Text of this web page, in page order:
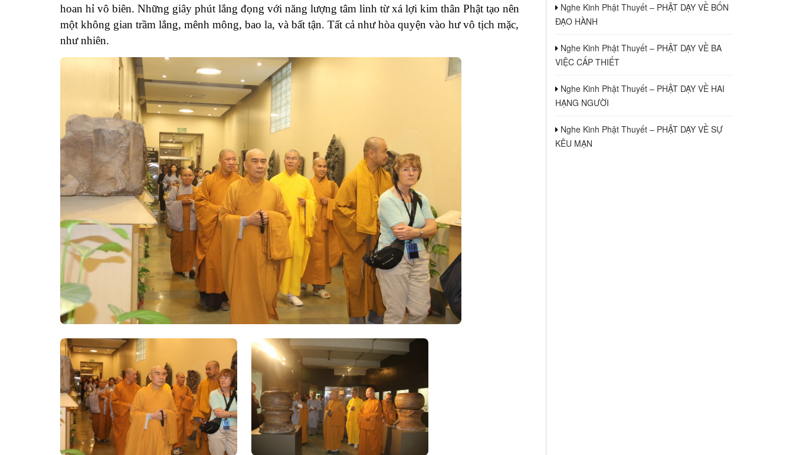
hoan hỉ vô biên. Những giây phút lắng đọng với năng lượng tâm linh từ xá lợi kim thân Phật tạo nên
một không gian trầm lắng, mênh mông, bao la, và bất tận. Tất cả như hòa quyện vào hư vô tịch mặc,
như nhiên.
Nghe Kinh Phật Thuyết – PHẬT DẠY VỀ BỐN
ĐẠO HÀNH
Nghe Kinh Phật Thuyết – PHẬT DẠY VỀ BA
VIỆC CẤP THIẾT
Nghe Kinh Phật Thuyết – PHẬT DẠY VỀ HAI
HẠNG NGƯỜI
Nghe Kinh Phật Thuyết – PHẬT DẠY VỀ SỰ
KÊU MẠN